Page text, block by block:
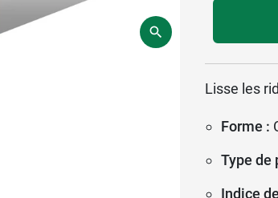
Lisse les
Forme :
Type de
Indice